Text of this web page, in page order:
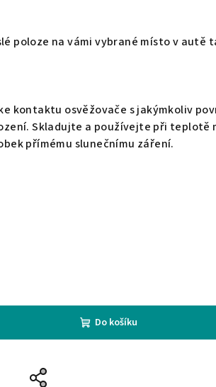
poloze na vámi vybrané místo v autě
kontaktu osvěžovače s jakýmkoliv
Skladujte a používejte při teplotě
přímému slunečnímu záření.
Do košíku